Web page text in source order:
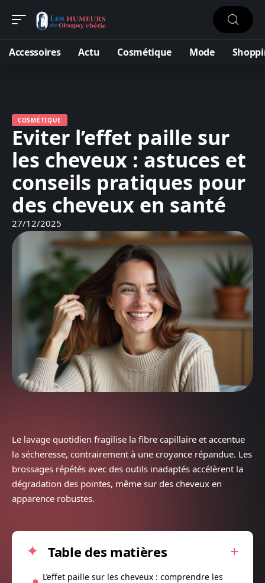
Accessoires Actu Cosmétique Mode
COSMÉTIQUE
Eviter l’effet paille sur
les cheveux : astuces et
conseils pratiques pour
des cheveux en santé
27/12/2025
Le lavage quotidien fragilise la fibre capillaire et accentue
la sécheresse, contrairement à une croyance répandue. Les
brossages répétés avec des outils inadaptés accélèrent la
dégradation des pointes, même sur des cheveux en
apparence robustes.
Table des matières
L’effet paille sur les cheveux : comprendre les